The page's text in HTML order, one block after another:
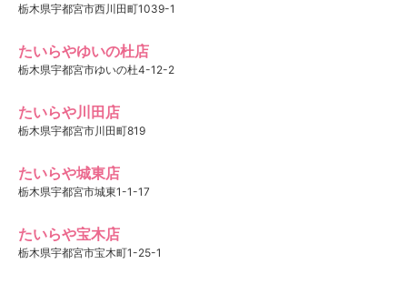
栃木県宇都宮市西川田町1039-1
たいらやゆいの杜店
栃木県宇都宮市ゆいの杜4-12-2
たいらや川田店
栃木県宇都宮市川田町819
たいらや城東店
栃木県宇都宮市城東1-1-17
たいらや宝木店
栃木県宇都宮市宝木町1-25-1